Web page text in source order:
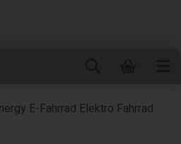
E-Fahrrad Elektro Fahrrad